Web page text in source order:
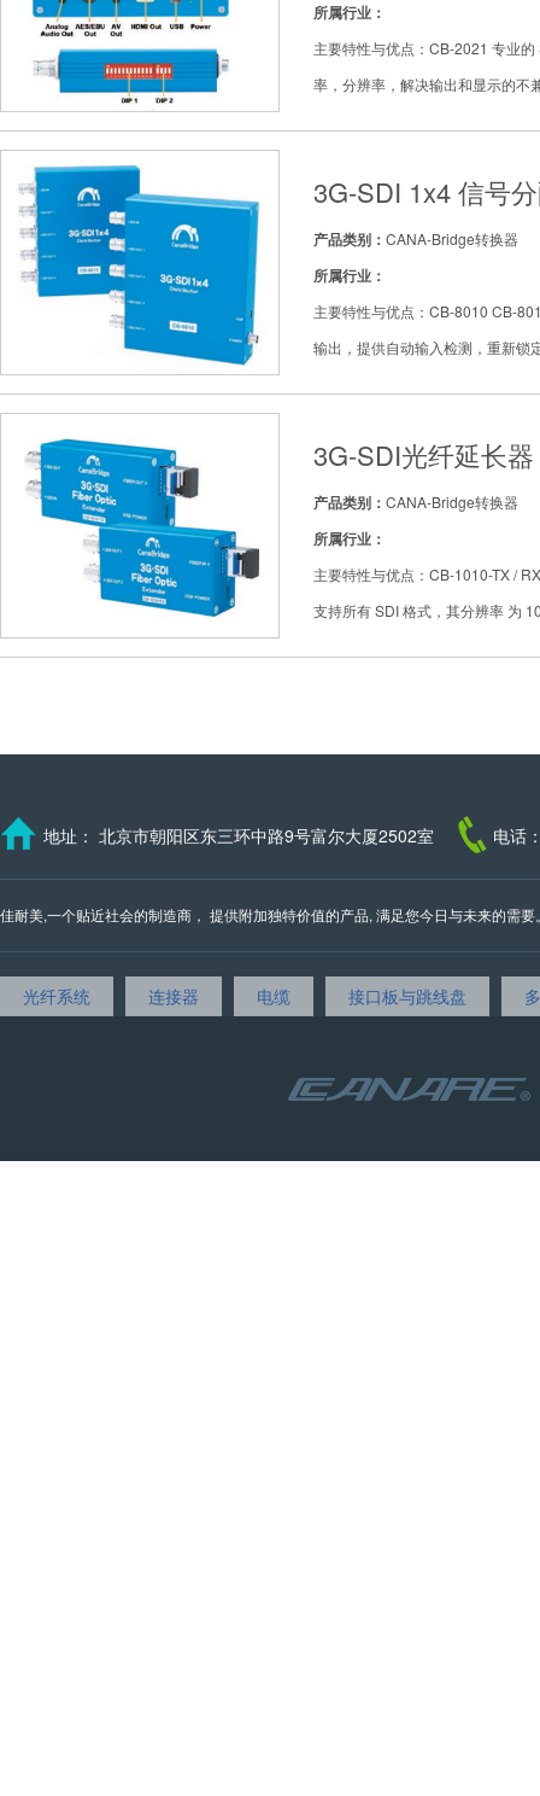
所属行业：
主要特性与优点：CB-2021 专业
率，分辨率，解决输出和显示的不
3G-SDI 1x4 信号
产品类别： CANA-Bridge转换器
所属行业：
主要特性与优点：CB-8010 CB-
输出，提供自动输入检测，重新锁
3G-SDI光纤延长
产品类别： CANA-Bridge转换器
所属行业：
主要特性与优点：CB-1010-TX /
支持所有 SDI 格式，其分辨率 为
地址： 北京市朝阳区东三环中路9号富尔大厦2502室 电话
佳耐美,一个贴近社会的制造商， 提供附加独特价值的产品, 满足您今日与未来的需
光纤系统 连接器 电缆 接口板与跳线盘